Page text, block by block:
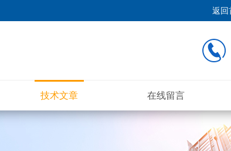
返回
技术文章 在线留言